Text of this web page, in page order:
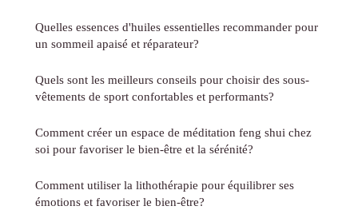
Quelles essences d'huiles essentielles recommander pour
un sommeil apaisé et réparateur?
Quels sont les meilleurs conseils pour choisir des sous-
vêtements de sport confortables et performants?
Comment créer un espace de méditation feng shui chez
soi pour favoriser le bien-être et la sérénité?
Comment utiliser la lithothérapie pour équilibrer ses
émotions et favoriser le bien-être?